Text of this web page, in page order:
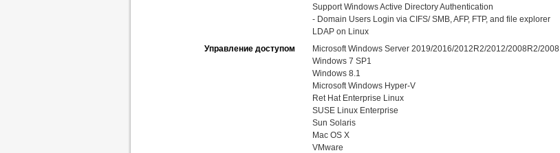
Support Windows Active Directory Authentication
- Domain Users Login via CIFS/ SMB, AFP, FTP, and file explorer
LDAP on Linux
Управление доступом
Microsoft Windows Server 2019/2016/2012R2/2012/2008R2/2008
Windows 7 SP1
Windows 8.1
Microsoft Windows Hyper-V
Ret Hat Enterprise Linux
SUSE Linux Enterprise
Sun Solaris
Mac OS X
VMware